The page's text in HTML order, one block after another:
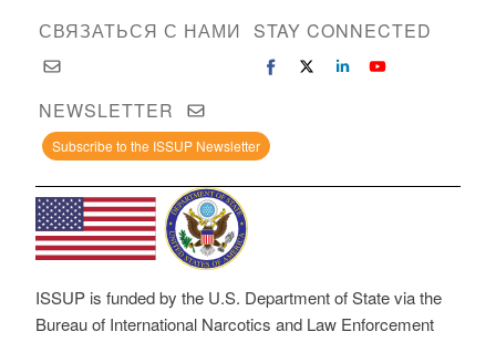
СВЯЗАТЬСЯ С НАМИ STAY CONNECTED
NEWSLETTER
Subscribe to the ISSUP Newsletter
ISSUP is funded by the U.S. Department of State via the
Bureau of International Narcotics and Law Enforcement